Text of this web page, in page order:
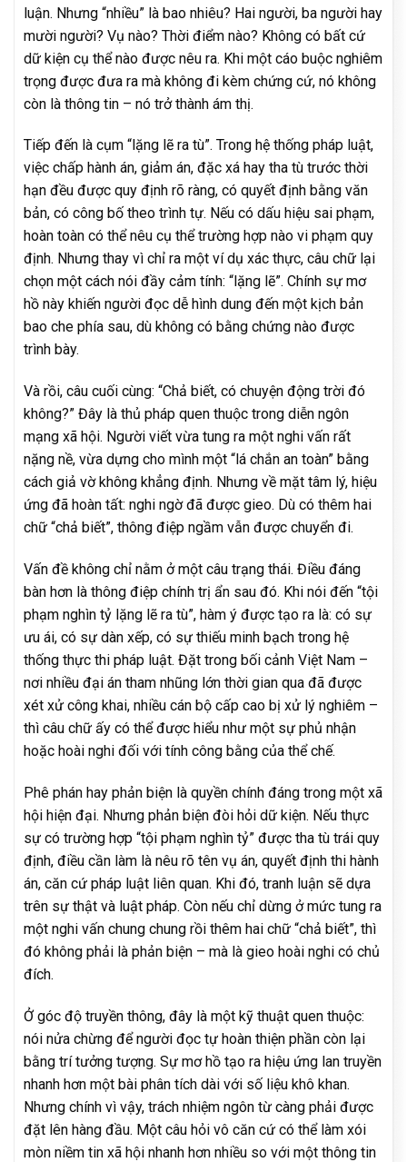
luận. Nhưng “nhiều” là bao nhiêu? Hai người, ba người hay
mười người? Vụ nào? Thời điểm nào? Không có bất cứ
dữ kiện cụ thể nào được nêu ra. Khi một cáo buộc nghiêm
trọng được đưa ra mà không đi kèm chứng cứ, nó không
còn là thông tin – nó trở thành ám thị.
Tiếp đến là cụm “lặng lẽ ra tù”. Trong hệ thống pháp luật,
việc chấp hành án, giảm án, đặc xá hay tha tù trước thời
hạn đều được quy định rõ ràng, có quyết định bằng văn
bản, có công bố theo trình tự. Nếu có dấu hiệu sai phạm,
hoàn toàn có thể nêu cụ thể trường hợp nào vi phạm quy
định. Nhưng thay vì chỉ ra một ví dụ xác thực, câu chữ lại
chọn một cách nói đầy cảm tính: “lặng lẽ”. Chính sự mơ
hồ này khiến người đọc dễ hình dung đến một kịch bản
bao che phía sau, dù không có bằng chứng nào được
trình bày.
Và rồi, câu cuối cùng: “Chả biết, có chuyện động trời đó
không?” Đây là thủ pháp quen thuộc trong diễn ngôn
mạng xã hội. Người viết vừa tung ra một nghi vấn rất
nặng nề, vừa dựng cho mình một “lá chắn an toàn” bằng
cách giả vờ không khẳng định. Nhưng về mặt tâm lý, hiệu
ứng đã hoàn tất: nghi ngờ đã được gieo. Dù có thêm hai
chữ “chả biết”, thông điệp ngầm vẫn được chuyển đi.
Vấn đề không chỉ nằm ở một câu trạng thái. Điều đáng
bàn hơn là thông điệp chính trị ẩn sau đó. Khi nói đến “tội
phạm nghìn tỷ lặng lẽ ra tù”, hàm ý được tạo ra là: có sự
ưu ái, có sự dàn xếp, có sự thiếu minh bạch trong hệ
thống thực thi pháp luật. Đặt trong bối cảnh Việt Nam –
nơi nhiều đại án tham nhũng lớn thời gian qua đã được
xét xử công khai, nhiều cán bộ cấp cao bị xử lý nghiêm –
thì câu chữ ấy có thể được hiểu như một sự phủ nhận
hoặc hoài nghi đối với tính công bằng của thể chế.
Phê phán hay phản biện là quyền chính đáng trong một xã
hội hiện đại. Nhưng phản biện đòi hỏi dữ kiện. Nếu thực
sự có trường hợp “tội phạm nghìn tỷ” được tha tù trái quy
định, điều cần làm là nêu rõ tên vụ án, quyết định thi hành
án, căn cứ pháp luật liên quan. Khi đó, tranh luận sẽ dựa
trên sự thật và luật pháp. Còn nếu chỉ dừng ở mức tung ra
một nghi vấn chung chung rồi thêm hai chữ “chả biết”, thì
đó không phải là phản biện – mà là gieo hoài nghi có chủ
đích.
Ở góc độ truyền thông, đây là một kỹ thuật quen thuộc:
nói nửa chừng để người đọc tự hoàn thiện phần còn lại
bằng trí tưởng tượng. Sự mơ hồ tạo ra hiệu ứng lan truyền
nhanh hơn một bài phân tích dài với số liệu khô khan.
Nhưng chính vì vậy, trách nhiệm ngôn từ càng phải được
đặt lên hàng đầu. Một câu hỏi vô căn cứ có thể làm xói
mòn niềm tin xã hội nhanh hơn nhiều so với một thông tin